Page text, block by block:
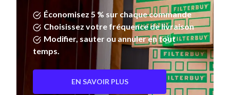
Économisez 5 % sur chaque commande
Choisissez votre fréquence de livraison
Modifier, sauter ou annuler en tout
temps.
EN SAVOIR PLUS